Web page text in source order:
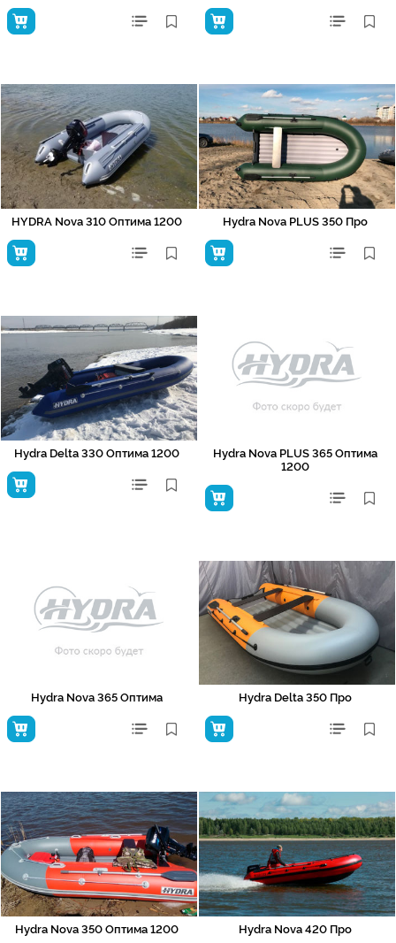
HYDRA Nova 310 Оптима 1200 Hydra Nova PLUS 350 Про
Hydra Delta 330 Оптима 1200
Hydra Nova PLUS 365 Оптима
1200
Hydra Nova 365 Оптима Hydra Delta 350 Про
Hydra Nova 350 Оптима 1200 Hydra Nova 420 Про